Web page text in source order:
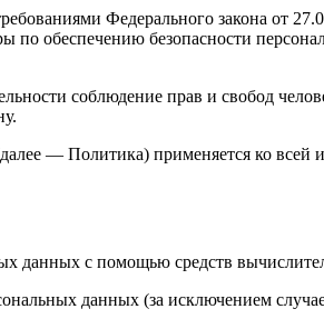
Федерального закона
по обеспечению безопасности
соблюдение прав и свобод
— Политика) применяется ко
данных с помощью средств
данных (за исключением